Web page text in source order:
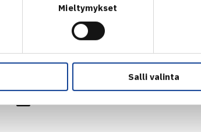
Mieltymykset
Salli valinta